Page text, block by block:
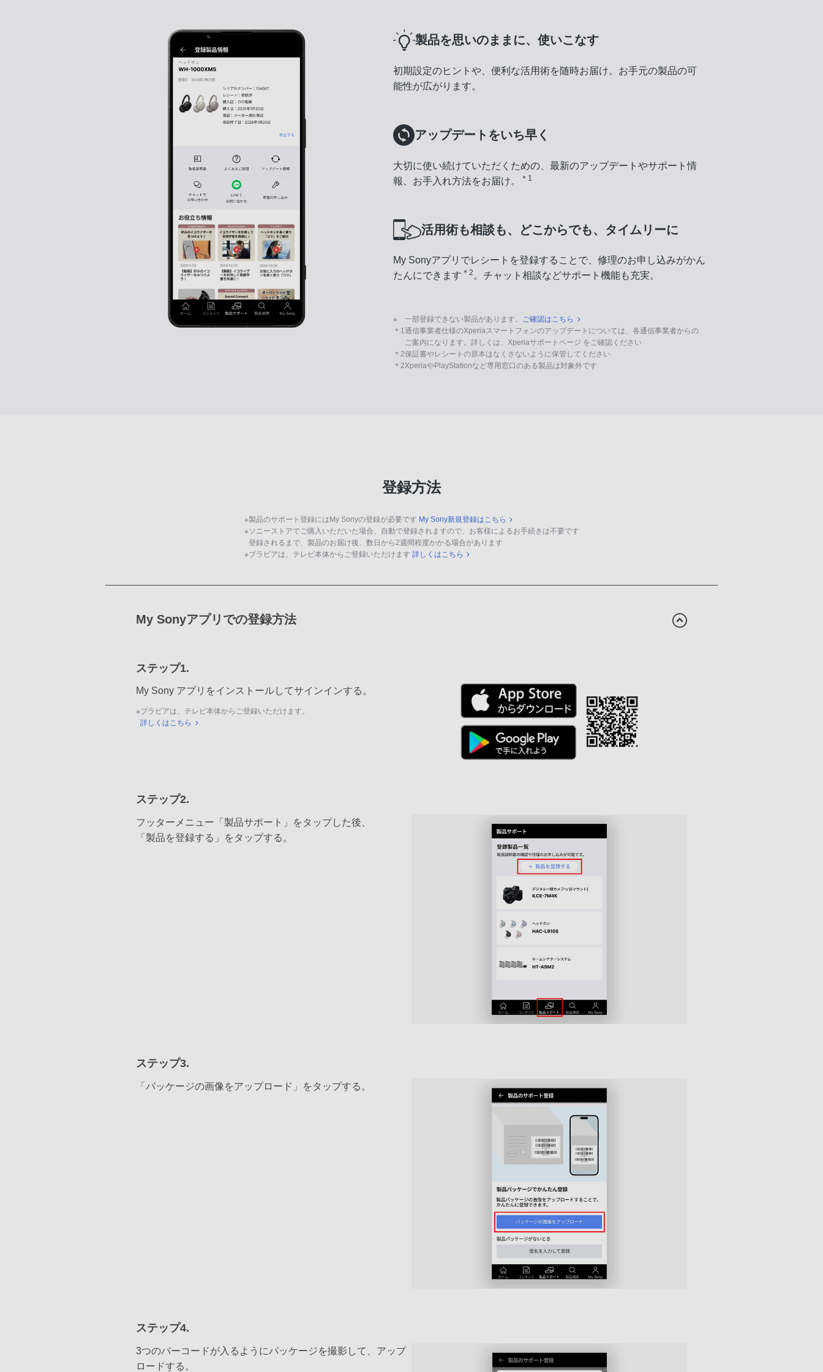
製品を思いのままに、使いこなす
初期設定のヒントや、便利な活用術を随時お届け。お手元の製品の可
能性が広がります。
アップデートをいち早く
大切に使い続けていただくための、最新のアップデートやサポート情
報、お手入れ方法をお届け。
＊1
活用術も相談も、どこからでも、 タイムリーに
My Sonyアプリでレシートを登録することで、修理のお申し込みがかん
たんにできます ＊2 。チャット相談などサポート機能も充実。
※ 一部登録できない製品があります。 ご確認はこちら
＊1通信事業者仕様のXperiaスマートフォンのアップデートについては、各通信事業者からの
ご案内になります。詳しくは、Xperiaサポートページ をご確認ください
＊2保証書やレシートの原本はなくさないように保管してください
＊2XperiaやPlayStationなど専用窓口のある製品は対象外です
登録方法
※製品のサポート登録にはMy Sonyの登録が必要です My Sony新規登録はこちら
※ソニーストアでご購入いただいた場合、自動で登録されますので、お客様によるお手続きは不要です
登録されるまで、製品のお届け後、数日から2週間程度かかる場合があります
※ブラビアは、テレビ本体からご登録いただけます 詳しくはこちら
My Sonyアプリでの登録方法
ステップ1.
My Sony アプリをインストールしてサインインする。
※ブラビアは、テレビ本体からご登録いただけます。
詳しくはこちら
ステップ2.
フッターメニュー「製品サポート」をタップした後、
「製品を登録する」をタップする。
ステップ3.
「パッケージの画像をアップロード」をタップする。
ステップ4.
3つのバーコードが入るようにパッケージを撮影して、アップ
ロードする。